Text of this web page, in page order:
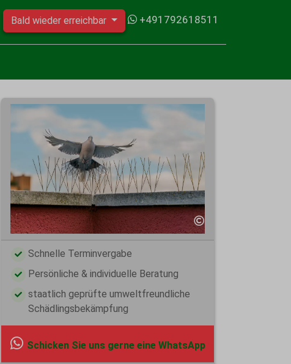
Bald wieder erreichbar +491792618511
Schnelle Terminvergabe
Persönliche & individuelle Beratung
staatlich geprüfte umweltfreundliche
Schädlingsbekämpfung
Schicken Sie uns gerne eine WhatsApp